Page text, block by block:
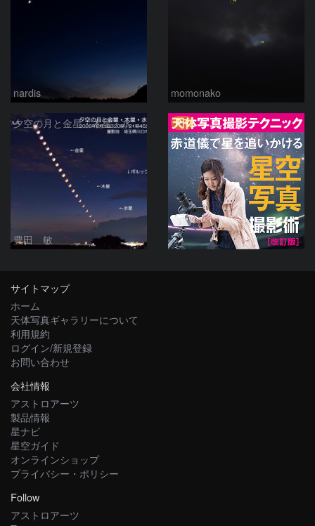
nardis momonako
夕空の月と金星・木星・水星の接近 2026/6/18
豊田 敏
PR
サイトマップ
ホーム
天体写真ギャラリーについて
利用規約
ログイン/新規登録
お問い合わせ
会社情報
アストロアーツ
製品情報
星ナビ
星空ガイド
オンラインショップ
プライバシー・ポリシー
Follow
アストロアーツ